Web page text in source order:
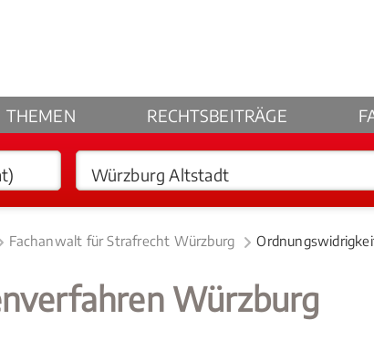
THEMEN RECHTSBEITRÄGE
Fachanwalt für Strafrecht Würzburg
Würzburg